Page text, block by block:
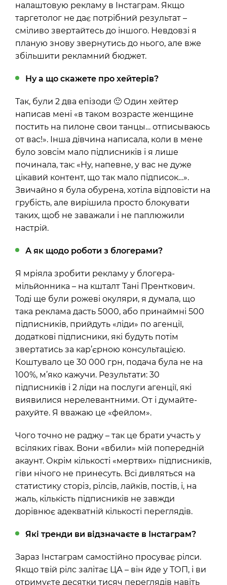
налаштовую рекламу в Інстаграм. Якщо
таргетолог не дає потрібний результат –
сміливо звертайтесь до іншого. Невдовзі я
планую знову звернутись до нього, але вже
збільшити рекламний бюджет.
Ну а що скажете про хейтерів?
Так, були 2 два епізоди 🙂 Один хейтер
написав мені «в таком возрасте женщине
постить на пилоне свои танцы… отписываюсь
от вас!». Інша дівчина написала, коли в мене
було зовсім мало підписників і я лише
починала, так: «Ну, напевне, у вас не дуже
цікавий контент, що так мало підписок…».
Звичайно я була обурена, хотіла відповісти на
грубість, але вирішила просто блокувати
таких, щоб не заважали і не паплюжили
настрій.
А як щодо роботи з блогерами?
Я мріяла зробити рекламу у блогера-
мільйонника – на кшталт Тані Пренткович.
Тоді ще були рожеві окуляри, я думала, що
така реклама дасть 5000, або принаймні 500
підписників, прийдуть «ліди» по агенції,
додаткові підписники, які будуть потім
звертатись за кар’єрною консультацією.
Коштувало це 30 000 грн, подача була не на
100%, м’яко кажучи. Результати: 30
підписників і 2 ліди на послуги агенції, які
виявилися нерелевантними. От і думайте-
рахуйте. Я вважаю це «фейлом».
Чого точно не раджу – так це брати участь у
всіляких гівах. Вони «вбили» мій попередній
акаунт. Окрім кількості «мертвих» підписників,
гіви нічого не принесуть. Всі дивляться на
статистику сторіз, рілсів, лайків, постів, і, на
жаль, кількість підписників не завжди
дорівнює адекватній кількості переглядів.
Які тренди ви відзначаєте в Інстаграм?
Зараз Інстаграм самостійно просуває рілси.
Якщо твій рілс залітає ЦА – він йде у ТОП, і ви
отримуєте десятки тисяч переглядів навіть